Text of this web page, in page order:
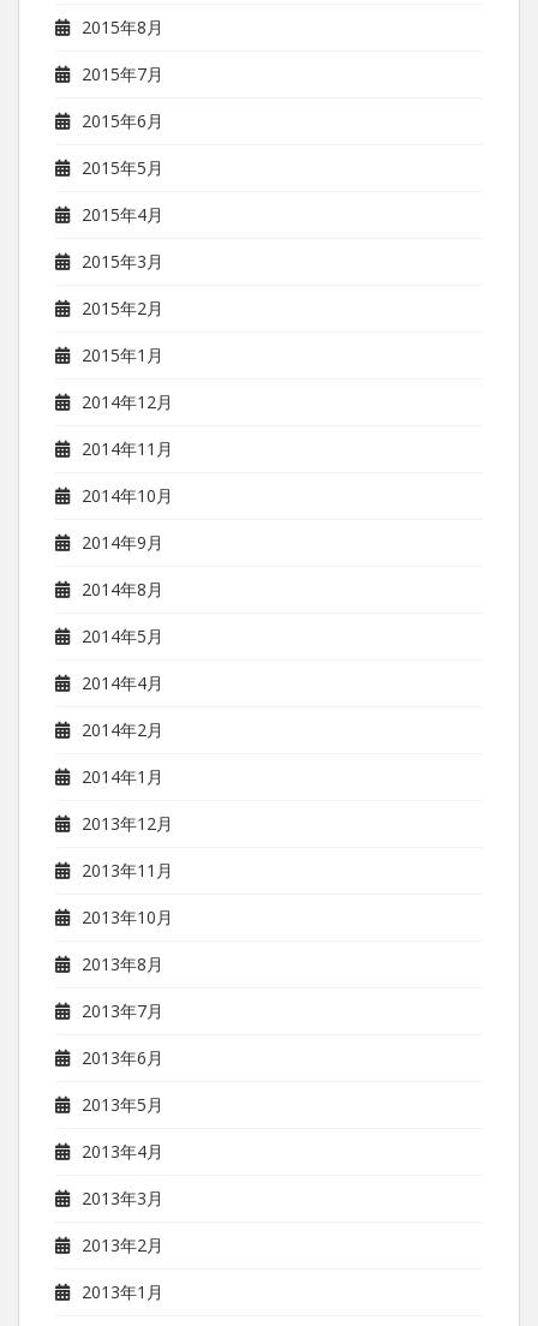
2015年8月
2015年7月
2015年6月
2015年5月
2015年4月
2015年3月
2015年2月
2015年1月
2014年12月
2014年11月
2014年10月
2014年9月
2014年8月
2014年5月
2014年4月
2014年2月
2014年1月
2013年12月
2013年11月
2013年10月
2013年8月
2013年7月
2013年6月
2013年5月
2013年4月
2013年3月
2013年2月
2013年1月